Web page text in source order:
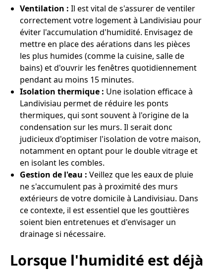
Ventilation : Il est vital de s'assurer de ventiler
correctement votre logement à Landivisiau pour
éviter l'accumulation d'humidité. Envisagez de
mettre en place des aérations dans les pièces
les plus humides (comme la cuisine, salle de
bains) et d'ouvrir les fenêtres quotidiennement
pendant au moins 15 minutes.
Isolation thermique : Une isolation efficace à
Landivisiau permet de réduire les ponts
thermiques, qui sont souvent à l'origine de la
condensation sur les murs. Il serait donc
judicieux d'optimiser l'isolation de votre maison,
notamment en optant pour le double vitrage et
en isolant les combles.
Gestion de l'eau : Veillez que les eaux de pluie
ne s'accumulent pas à proximité des murs
extérieurs de votre domicile à Landivisiau. Dans
ce contexte, il est essentiel que les gouttières
soient bien entretenues et d'envisager un
drainage si nécessaire.
Lorsque l'humidité est déjà